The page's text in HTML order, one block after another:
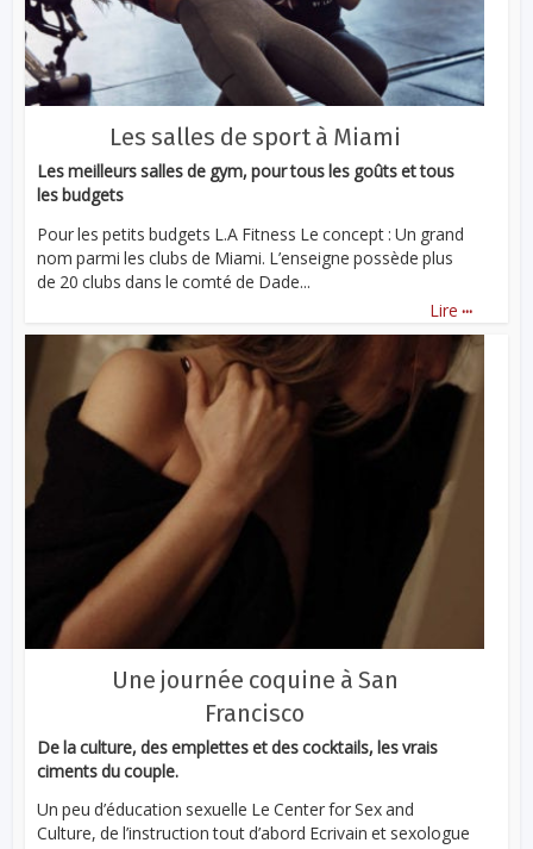
Les salles de sport à Miami
Les meilleurs salles de gym, pour tous les goûts et tous
les budgets
Pour les petits budgets L.A Fitness Le concept : Un grand
nom parmi les clubs de Miami. L’enseigne possède plus
de 20 clubs dans le comté de Dade...
Lire ...
Une journée coquine à San
Francisco
De la culture, des emplettes et des cocktails, les vrais
ciments du couple.
Un peu d’éducation sexuelle Le Center for Sex and
Culture, de l’instruction tout d’abord Ecrivain et sexologue